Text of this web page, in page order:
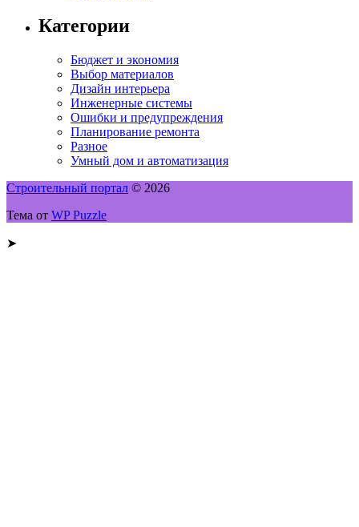
Категории
Бюджет и экономия
Выбор материалов
Дизайн интерьера
Инженерные системы
Ошибки и предупреждения
Планирование ремонта
Разное
Умный дом и автоматизация
Строительный портал © 2026
Тема от WP Puzzle
➤